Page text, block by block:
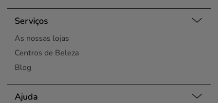
Serviços
As nossas lojas
Centros de Beleza
Blog
Ajuda